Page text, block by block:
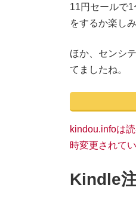
11円セールで
をするか楽し
ほか、センシ
てましたね。
kindou.infoは
時変更されて
Kindle